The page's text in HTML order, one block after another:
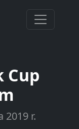
Cup
2019 r.